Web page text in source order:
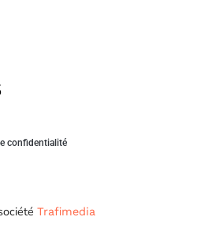
confidentialité
Trafimedia